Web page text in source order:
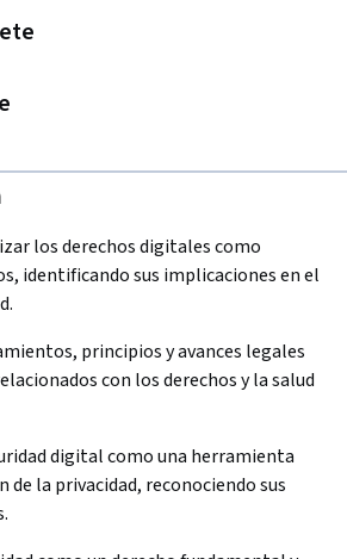
los derechos digitales como
identificando sus implicaciones en el
principios y avances legales
con los derechos y la salud
digital como una herramienta
de la privacidad, reconociendo sus